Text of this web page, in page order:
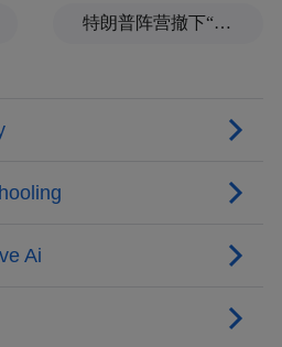
设与专业能力发展深度
，引导教师坚定理想信
。此次线上师德研修，
体举措。
校严格落实《新时代教
》，并出台《教师师德
特朗普阵营撤下“霉霉”歌曲，曾多次“蹭歌”引争议